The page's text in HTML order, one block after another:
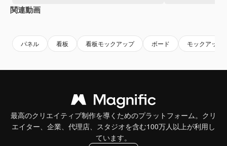
関連動画
パネル 看板 看板モックアップ ボード モックアップ
最高のクリエイティブ制作を導くためのプラットフォーム。クリ
エイター、企業、代理店、スタジオを含む100万人以上が利用し
ています。